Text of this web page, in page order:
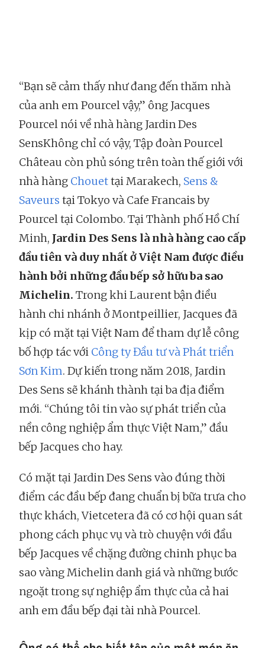
“Bạn sẽ cảm thấy như đang đến thăm nhà
của anh em Pourcel vậy,” ông Jacques
Pourcel nói về nhà hàng Jardin Des
SensKhông chỉ có vậy, Tập đoàn Pourcel
Château còn phủ sóng trên toàn thế giới với
nhà hàng Chouettại Marakech, Sens &
Saveurs tại Tokyo và Cafe Francais by
Pourcel tại Colombo. Tại Thành phố Hồ Chí
Minh, Jardin Des Sens là nhà hàng cao cấp
đầu tiên và duy nhất ở Việt Nam được điều
hành bởi những đầu bếp sở hữu ba sao
Michelin. Trong khi Laurent bận điều
hành chi nhánh ở Montpeillier, Jacques đã
kịp có mặt tại Việt Nam để tham dự lễ công
bố hợp tác với Công ty Đầu tư và Phát triển
Sơn Kim. Dự kiến trong năm 2018, Jardin
Des Sens sẽ khánh thành tại ba địa điểm
mới. “Chúng tôi tin vào sự phát triển của
nền công nghiệp ẩm thực Việt Nam,” đầu
bếp Jacques cho hay.
Có mặt tại Jardin Des Sens vào đúng thời
điểm các đầu bếp đang chuẩn bị bữa trưa cho
thực khách, Vietcetera đã có cơ hội quan sát
phong cách phục vụ và trò chuyện với đầu
bếp Jacques về chặng đường chinh phục ba
sao vàng Michelin danh giá và những bước
ngoặt trong sự nghiệp ẩm thực của cả hai
anh em đầu bếp đại tài nhà Pourcel.